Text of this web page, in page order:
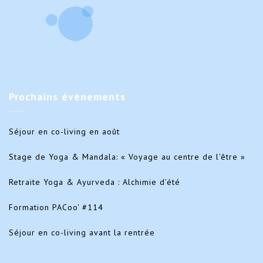
Prochains évènements
Séjour en co-living en août
Stage de Yoga & Mandala: « Voyage au centre de l'être »
Retraite Yoga & Ayurveda : Alchimie d’été
Formation PACoo' #114
Séjour en co-living avant la rentrée